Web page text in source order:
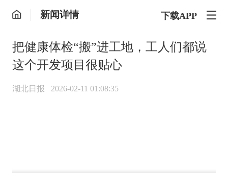
新闻详情 下载APP
​把健康体检“搬”进工地，工人们都说
这个开发项目很贴心
湖北日报 2026-02-11 01:08:35